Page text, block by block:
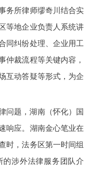
务所律师缪奇川结合实
等地企业负责人系统讲
同纠纷处理、企业用工
仲裁流程等关键内容，
互动答疑等形式，为企
问题，湖南（怀化）国
响应。湖南金心笔业在
时，法务区第一时间组
涉外法律服务团队介